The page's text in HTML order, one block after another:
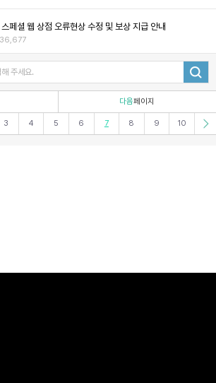
페셜 웹 상점 오류현상 수정 및 보상 지급 안내
다음페이지
3 4 5 6 7 8 9 10